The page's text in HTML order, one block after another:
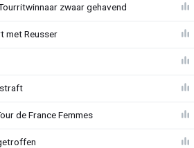
zwaar gehavend
met Reusser
de France Femmes